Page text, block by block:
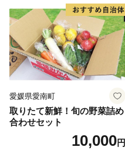
芋 ほしいも スイートポテト
いも天 サイズミックス 甘い
ねっとり 生芋 新芋 あんのう
いも 甘藷 べにはるか スイー
ツ 国産 糖度 産地直送 農家直
送 数量限定 21000円 愛媛 愛
南 ミッチーのおみかん畑
愛媛県愛南町
取りたて新鮮！旬の野菜詰め
合わせセット
10,000円